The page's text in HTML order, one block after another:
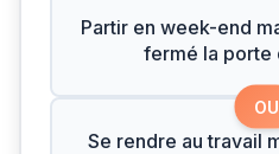
Partir en week-end
fermé la porte
OU
Se rendre au travail